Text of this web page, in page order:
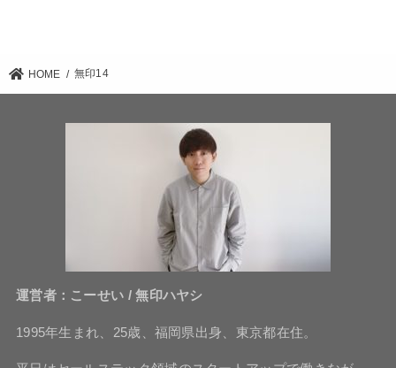
HOME 無印14
運営者：こーせい / 無印ハヤシ
1995年生まれ、25歳、福岡県出身、東京都在住。